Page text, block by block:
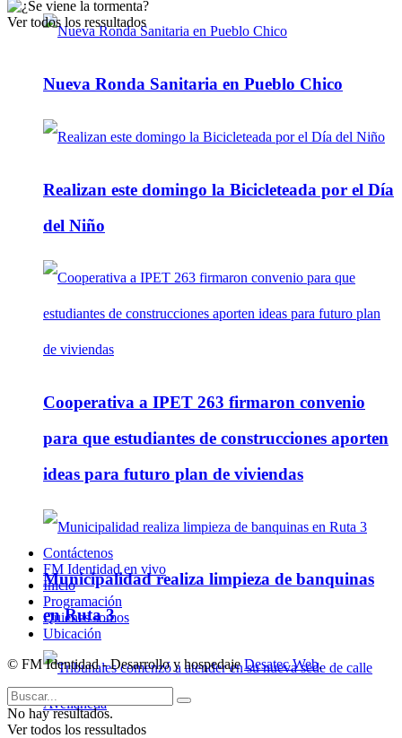
Nueva Ronda Sanitaria en Pueblo Chico
Realizan este domingo la Bicicleteada por el Día
del Niño
Cooperativa a IPET 263 firmaron convenio
para que estudiantes de construcciones aporten
ideas para futuro plan de viviendas
Municipalidad realiza limpieza de banquinas
en Ruta 3
Ver todos los ressultados
Contáctenos
FM Identidad en vivo
Inicio
Programación
Quienes somos
Ubicación
© FM Identidad - Desarrollo y hospedajeDesatec Web.
No hay resultados.
Ver todos los ressultados